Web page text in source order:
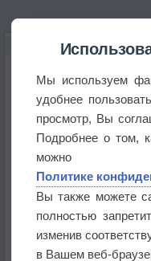
НОВОЕ О ПОГОДЕ
Погода в
Погода в
Погода в
Мы используем
удобнее
просмотр, Вы
Подробнее о том,
можно
Политике
Вы также можете
полностью
изменив
в Вашем веб-